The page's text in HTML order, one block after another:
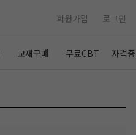
회원가입 로그인
교재구매 무료CBT 자격